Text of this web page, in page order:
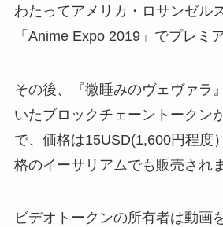
わたってアメリカ・ロサンゼル
「Anime Expo 2019」でプレミ
その後、『微睡みのヴェヴァラ
いたブロックチェーントークン
で、価格は15USD(1,600円程度
格のイーサリアムでも販売され
ビデオトークンの所有者は動画